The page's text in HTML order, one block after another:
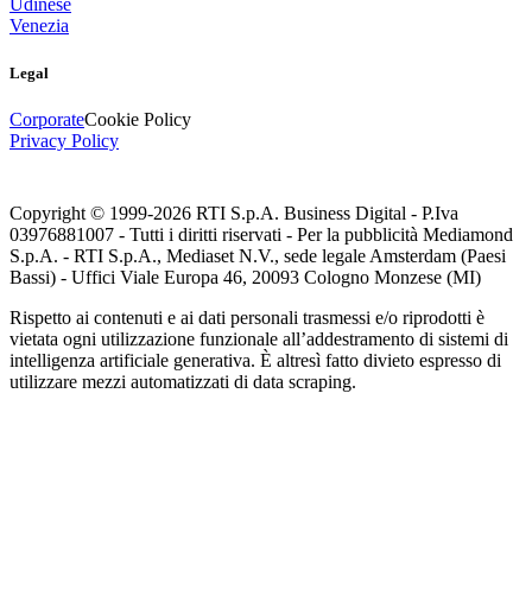
Udinese
Venezia
Legal
CorporateCookie Policy
Privacy Policy
Copyright © 1999-2026 RTI S.p.A. Business Digital - P.Iva
03976881007 - Tutti i diritti riservati - Per la pubblicità Mediamond
S.p.A. - RTI S.p.A., Mediaset N.V., sede legale Amsterdam (Paesi
Bassi) - Uffici Viale Europa 46, 20093 Cologno Monzese (MI)
Rispetto ai contenuti e ai dati personali trasmessi e/o riprodotti è
vietata ogni utilizzazione funzionale all’addestramento di sistemi di
intelligenza artificiale generativa. È altresì fatto divieto espresso di
utilizzare mezzi automatizzati di data scraping.